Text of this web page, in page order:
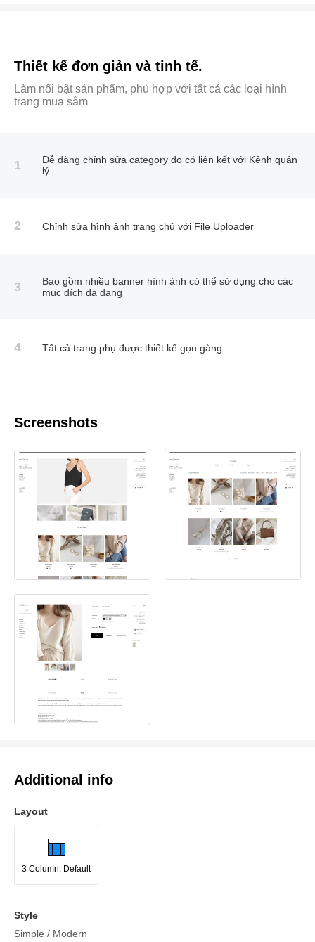
Thiết kế đơn giản và tinh tế.
Làm nổi bật sản phẩm, phù hợp với tất cả các loại hình
trang mua sắm
1
Dễ dàng chỉnh sửa category do có liên kết với Kênh quản
lý
2 Chỉnh sửa hình ảnh trang chủ với File Uploader
3
Bao gồm nhiều banner hình ảnh có thể sử dụng cho các
mục đích đa dạng
4 Tất cả trang phụ được thiết kế gọn gàng
Screenshots
Additional info
Layout
3 Column, Default
Style
Simple / Modern